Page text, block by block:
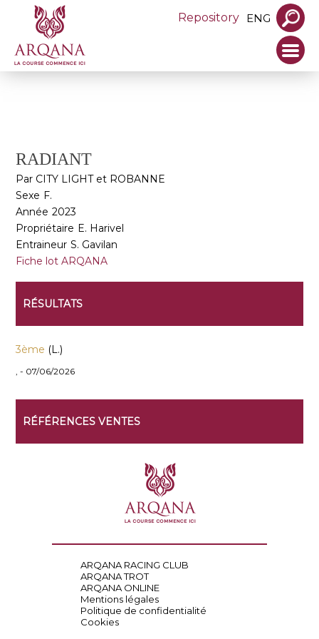
Repository ENG
RADIANT
Par CITY LIGHT et ROBANNE
Sexe F.
Année 2023
Propriétaire E. Harivel
Entraineur S. Gavilan
Fiche lot ARQANA
RÉSULTATS
3ème (L.)
, - 07/06/2026
RÉFÉRENCES VENTES
ARQANA RACING CLUB
ARQANA TROT
ARQANA ONLINE
Mentions légales
Politique de confidentialité
Cookies